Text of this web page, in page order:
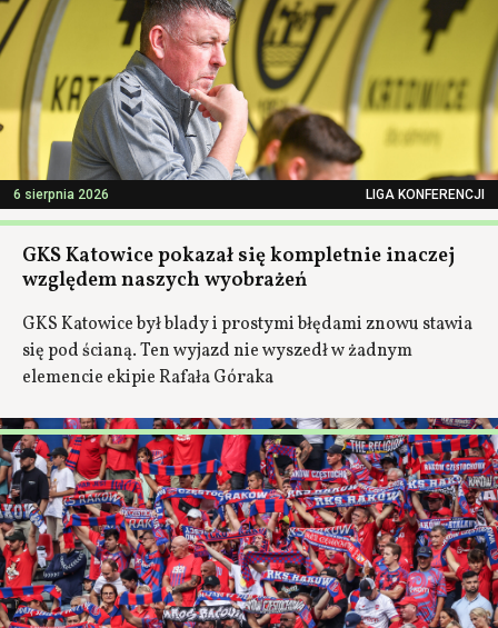
6 sierpnia 2026 LIGA KONFERENCJI
GKS Katowice pokazał się kompletnie inaczej
względem naszych wyobrażeń
GKS Katowice był blady i prostymi błędami znowu stawia
się pod ścianą. Ten wyjazd nie wyszedł w żadnym
elemencie ekipie Rafała Góraka